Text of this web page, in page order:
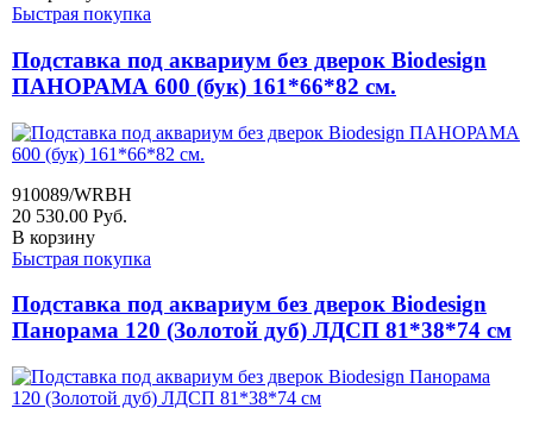
Быстрая покупка
Подставка под аквариум без дверок Biodesign
ПАНОРАМА 600 (бук) 161*66*82 см.
910089/WRBH
20 530.00 Руб.
В корзину
Быстрая покупка
Подставка под аквариум без дверок Biodesign
Панорама 120 (Золотой дуб) ЛДСП 81*38*74 см